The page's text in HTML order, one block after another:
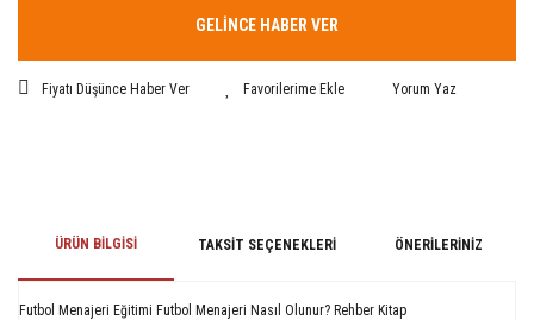
GELİNCE HABER VER
Fiyatı Düşünce Haber Ver Yorum Yaz
ÜRÜN BILGISI TAKSIT SEÇENEKLERI ÖNERILERINIZ
Futbol Menajeri Eğitimi Futbol Menajeri Nasıl Olunur? Rehber Kitap